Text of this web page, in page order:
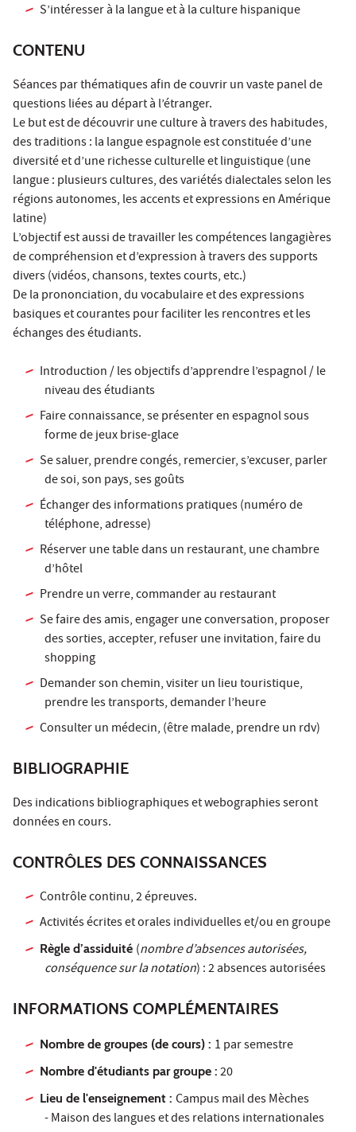
S’intéresser à la langue et à la culture hispanique
CONTENU
Séances par thématiques afin de couvrir un vaste panel de
questions liées au départ à l’étranger.
Le but est de découvrir une culture à travers des habitudes,
des traditions : la langue espagnole est constituée d’une
diversité et d’une richesse culturelle et linguistique (une
langue : plusieurs cultures, des variétés dialectales selon les
régions autonomes, les accents et expressions en Amérique
latine)
L’objectif est aussi de travailler les compétences langagières
de compréhension et d’expression à travers des supports
divers (vidéos, chansons, textes courts, etc.)
De la prononciation, du vocabulaire et des expressions
basiques et courantes pour faciliter les rencontres et les
échanges des étudiants.
Introduction / les objectifs d’apprendre l’espagnol / le
niveau des étudiants
Faire connaissance, se présenter en espagnol sous
forme de jeux brise-glace
Se saluer, prendre congés, remercier, s’excuser, parler
de soi, son pays, ses goûts
Échanger des informations pratiques (numéro de
téléphone, adresse)
Réserver une table dans un restaurant, une chambre
d’hôtel
Prendre un verre, commander au restaurant
Se faire des amis, engager une conversation, proposer
des sorties, accepter, refuser une invitation, faire du
shopping
Demander son chemin, visiter un lieu touristique,
prendre les transports, demander l’heure
Consulter un médecin, (être malade, prendre un rdv)
BIBLIOGRAPHIE
Des indications bibliographiques et webographies seront
données en cours.
CONTRÔLES DES CONNAISSANCES
Contrôle continu, 2 épreuves.
Activités écrites et orales individuelles et/ou en groupe
Règle d’assiduité (nombre d’absences autorisées,
conséquence sur la notation) : 2 absences autorisées
INFORMATIONS COMPLÉMENTAIRES
Nombre de groupes (de cours) : 1 par semestre
Nombre d'étudiants par groupe : 20
Lieu de l'enseignement :Campus mail des Mèches
- Maison des langues et des relations internationales